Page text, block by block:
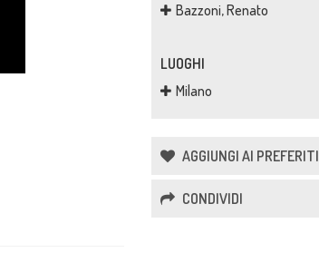
Bazzoni, Renato
LUOGHI
Milano
AGGIUNGI AI PREFERITI
CONDIVIDI